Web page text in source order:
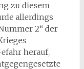
zu diesem
allerdings
2“ der
herauf,